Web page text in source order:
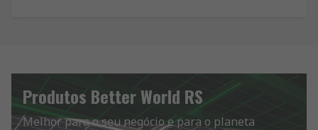
Produtos Better World RS
Melhor para o seu negócio e para o planeta